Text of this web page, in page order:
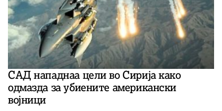
САД нападнаа цели во Сирија како
одмазда за убиените американски
војници